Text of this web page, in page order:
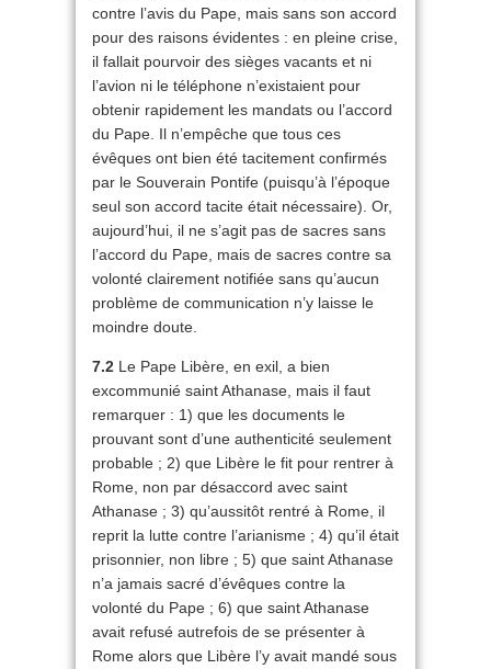
contre l’avis du Pape, mais sans son accord
pour des raisons évidentes : en pleine crise,
il fallait pourvoir des sièges vacants et ni
l’avion ni le téléphone n’existaient pour
obtenir rapidement les mandats ou l’accord
du Pape. Il n’empêche que tous ces
évêques ont bien été tacitement confirmés
par le Souverain Pontife (puisqu’à l’époque
seul son accord tacite était nécessaire). Or,
aujourd’hui, il ne s’agit pas de sacres sans
l’accord du Pape, mais de sacres contre sa
volonté clairement notifiée sans qu’aucun
problème de communication n’y laisse le
moindre doute.
7.2 Le Pape Libère, en exil, a bien
excommunié saint Athanase, mais il faut
remarquer : 1) que les documents le
prouvant sont d’une authenticité seulement
probable ; 2) que Libère le fit pour rentrer à
Rome, non par désaccord avec saint
Athanase ; 3) qu’aussitôt rentré à Rome, il
reprit la lutte contre l’arianisme ; 4) qu’il était
prisonnier, non libre ; 5) que saint Athanase
n’a jamais sacré d’évêques contre la
volonté du Pape ; 6) que saint Athanase
avait refusé autrefois de se présenter à
Rome alors que Libère l’y avait mandé sous